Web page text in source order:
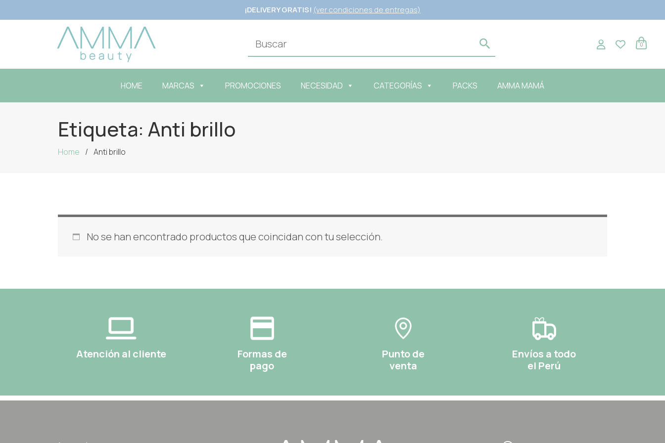
¡DELIVERY GRATIS! (ver condiciones de entregas)
0
HOME MARCAS PROMOCIONES NECESIDAD CATEGORÍAS PACKS AMMA MAMÁ
Etiqueta: Anti brillo
Home Anti brillo
No se han encontrado productos que coincidan con tu selección.
Atención al cliente
Formas de
pago
Punto de
venta
Envíos a todo
el Perú